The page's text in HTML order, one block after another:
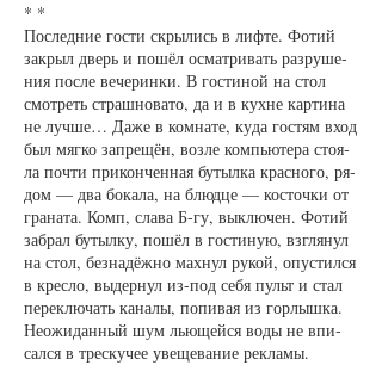
* *
По­след­ние гос­ти скры­лись в лиф­те. Фо­тий
за­крыл дверь и по­шёл ос­мат­ри­вать раз­ру­ше­
ния пос­ле ве­че­рин­ки. В гос­ти­ной на стол
смот­реть страш­но­ва­то, да и в кух­не кар­ти­на
не луч­ше… Да­же в ком­на­те, ку­да гос­тям вход
был мяг­ко за­пре­щён, воз­ле ком­пью­те­ра сто­я­
ла поч­ти при­кон­чен­ная бу­тыл­ка крас­но­го, ря­
дом — два бо­ка­ла, на блюд­це — кос­точ­ки от
гра­на­та. Комп, сла­ва Б-гу, вы­клю­чен. Фо­тий
за­брал бу­тыл­ку, по­шёл в гос­ти­ную, взгля­нул
на стол, без­на­дёж­но мах­нул ру­кой, опус­тил­ся
в крес­ло, вы­дер­нул из-под се­бя пульт и стал
пе­ре­клю­чать ка­на­лы, по­пи­вая из гор­лыш­ка.
Не­ожи­дан­ный шум лью­щей­ся во­ды не впи­
сал­ся в трес­ку­чее уве­ще­ва­ние рек­ла­мы.